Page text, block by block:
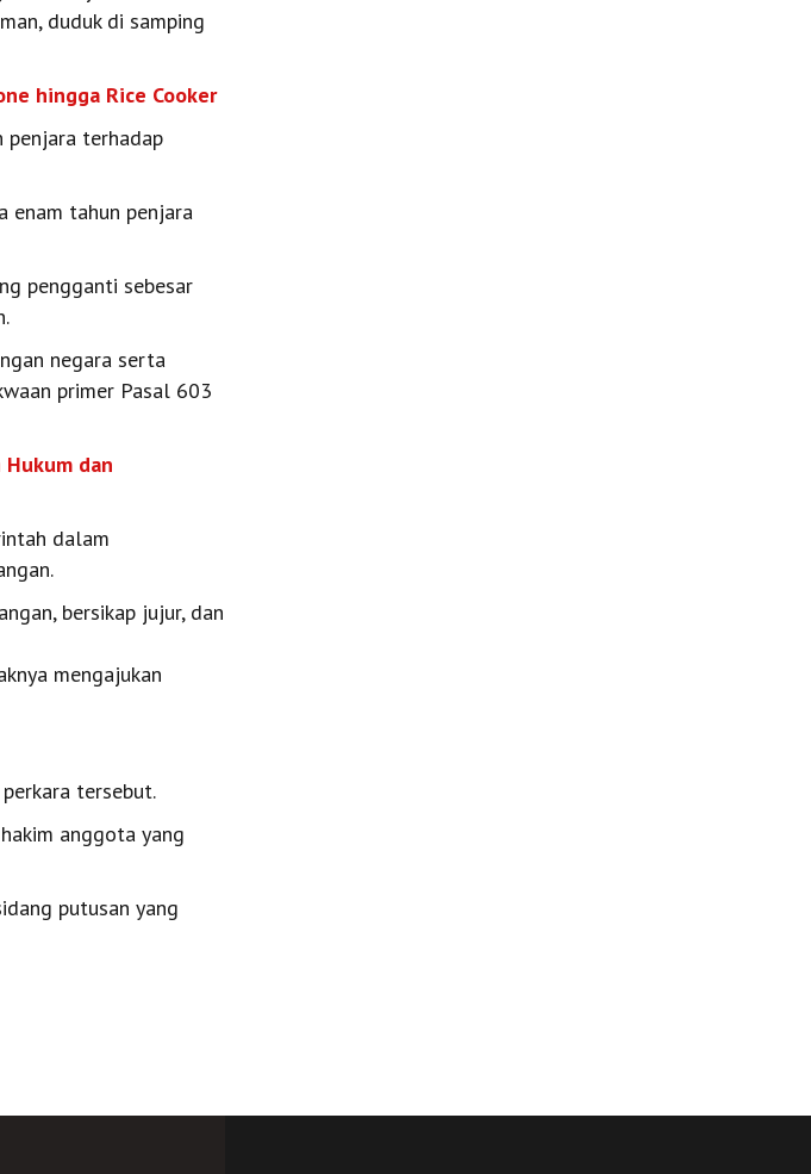
duduk di samping
hingga Rice Cooker
penjara terhadap
enam tahun penjara
pengganti sebesar
negara serta
primer Pasal 603
dan
dalam
bersikap jujur, dan
mengajukan
tersebut.
anggota yang
putusan yang